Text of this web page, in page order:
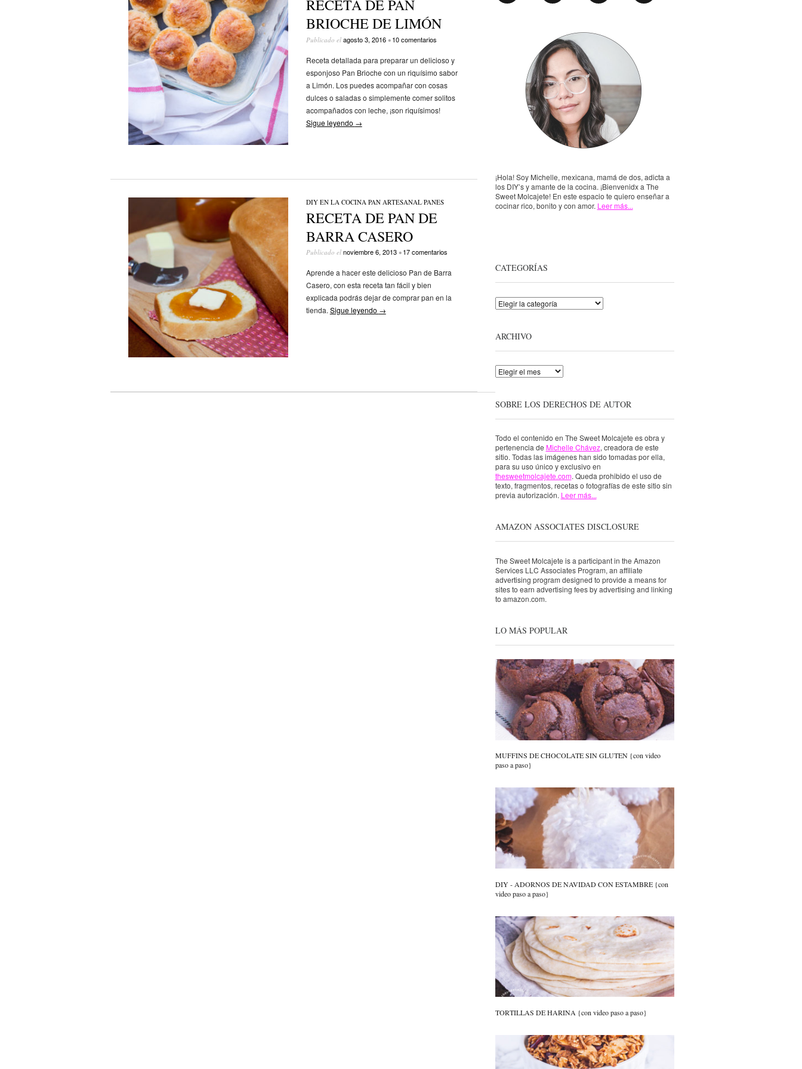
RECETA DE PAN
BRIOCHE DE LIMÓN
Publicado el agosto 3, 2016 • 10 comentarios
Receta detallada para preparar un delicioso y
esponjoso Pan Brioche con un riquísimo sabor
a Limón. Los puedes acompañar con cosas
dulces o saladas o simplemente comer solitos
acompañados con leche, ¡son riquísimos!
Sigue leyendo →
DIY EN LA COCINA/PAN ARTESANAL/PANES
RECETA DE PAN DE
BARRA CASERO
Publicado el noviembre 6, 2013 • 17 comentarios
Aprende a hacer este delicioso Pan de Barra
Casero, con esta receta tan fácil y bien
explicada podrás dejar de comprar pan en la
tienda.Sigue leyendo →
¡Hola! Soy Michelle, mexicana, mamá de dos, adicta a
los DIY’s y amante de la cocina. ¡Bienvenidx a The
Sweet Molcajete! En este espacio te quiero enseñar a
cocinar rico, bonito y con amor. Leer más...
CATEGORÍAS
Categorías
ARCHIVO
Archivo
SOBRE LOS DERECHOS DE AUTOR
Todo el contenido en The Sweet Molcajete es obra y
pertenencia de Michelle Chávez, creadora de este
sitio. Todas las imágenes han sido tomadas por ella,
para su uso único y exclusivo en
thesweetmolcajete.com. Queda prohibido el uso de
texto, fragmentos, recetas o fotografías de este sitio sin
previa autorización. Leer más...
AMAZON ASSOCIATES DISCLOSURE
The Sweet Molcajete is a participant in the Amazon
Services LLC Associates Program, an affiliate
advertising program designed to provide a means for
sites to earn advertising fees by advertising and linking
to amazon.com.
LO MÁS POPULAR
MUFFINS DE CHOCOLATE SIN GLUTEN {con video
paso a paso}
DIY - ADORNOS DE NAVIDAD CON ESTAMBRE {con
video paso a paso}
TORTILLAS DE HARINA {con video paso a paso}